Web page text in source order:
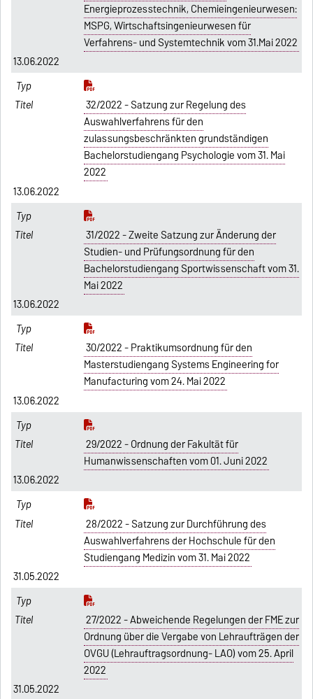
Energieprozesstechnik, Chemieingenieurwesen:
MSPG, Wirtschaftsingenieurwesen für
Verfahrens- und Systemtechnik vom 31.Mai 2022
13.06.2022
32/2022 - Satzung zur Regelung des
Auswahlverfahrens für den
zulassungsbeschränkten grundständigen
Bachelorstudiengang Psychologie vom 31. Mai
2022
13.06.2022
31/2022 - Zweite Satzung zur Änderung der
Studien- und Prüfungsordnung für den
Bachelorstudiengang Sportwissenschaft vom 31.
Mai 2022
13.06.2022
30/2022 - Praktikumsordnung für den
Masterstudiengang Systems Engineering for
Manufacturing vom 24. Mai 2022
13.06.2022
29/2022 - Ordnung der Fakultät für
Humanwissenschaften vom 01. Juni 2022
13.06.2022
28/2022 - Satzung zur Durchführung des
Auswahlverfahrens der Hochschule für den
Studiengang Medizin vom 31. Mai 2022
31.05.2022
27/2022 - Abweichende Regelungen der FME zur
Ordnung über die Vergabe von Lehraufträgen der
OVGU (Lehrauftragsordnung- LAO) vom 25. April
2022
31.05.2022